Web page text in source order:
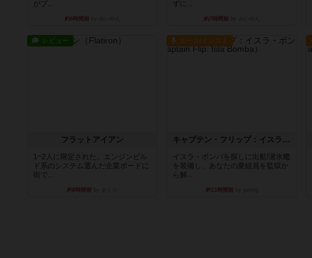
がプ...
約6時間前
ずに...
約7時間前
レビュー
フラットアイアン
1~2人に限定された、エンジンビル
ド系のシステム選んだ企業ボードに
街で...
約8時間前
ルール/インスト
キャプテン・フリップ：イスラ・ボンバ
イスラ・ボンバを探しに出航!潜水艦
を装備し、あなたの乗組員を監獄か
ら解...
約11時間前